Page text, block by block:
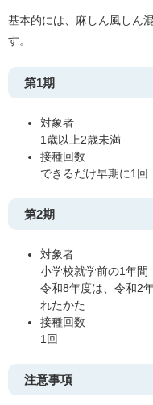
基本的には、麻しん風しん
す。
第1期
対象者
1歳以上2歳未満
接種回数
できるだけ早期に1回
第2期
対象者
小学校就学前の1年間
令和8年度は、令和2
れたかた
接種回数
1回
注意事項